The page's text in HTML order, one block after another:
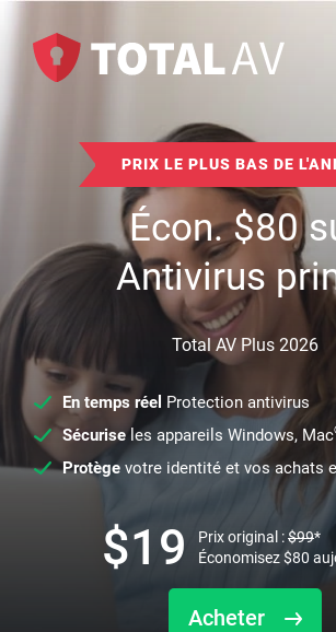
PRIX LE PLUS BAS DE
Écon.$80
Antivirus
Total AV Plus 2026
En temps réel Protection antivirus
Sécuriseles appareils Windows, Mac
Protège votre identité et vos achats
Acheter
$19 Prix original :$99*
Économisez$80